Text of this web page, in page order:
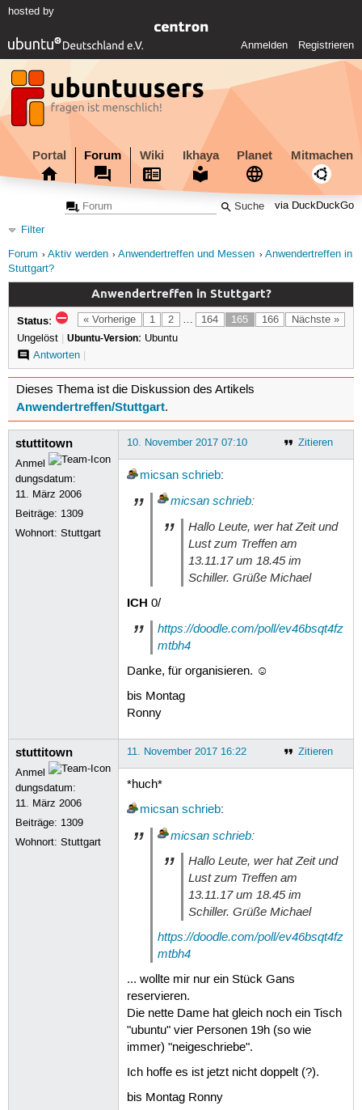
hosted by
Anmelden Registrieren
Portal Forum Wiki Ikhaya Planet Mitmachen
via DuckDuckGo
Filter
Forum
Aktiv werden Anwendertreffen und Messen
Anwendertreffen in
Stuttgart?
Anwendertreffen in Stuttgart?
« Vorherige 1 2 … 164 165 166 Nächste »
Status:
Ungelöst | Ubuntu-Version: Ubuntu
Antworten|
Dieses Thema ist die Diskussion des Artikels
Anwendertreffen/Stuttgart.
stuttitown
Anmel
dungsdatum:
11. März 2006
Beiträge: 1309
Wohnort: Stuttgart
Zitieren
10. November 2017 07:10
micsan schrieb:
micsan schrieb:
Hallo Leute, wer hat Zeit und
Lust zum Treffen am
13.11.17 um 18.45 im
Schiller. Grüße Michael
ICH 0/
https://doodle.com/poll/ev46bsqt4fz
mtbh4
Danke, für organisieren. ☺
bis Montag
Ronny
stuttitown
Anmel
dungsdatum:
11. März 2006
Beiträge: 1309
Wohnort: Stuttgart
Zitieren
11. November 2017 16:22
*huch*
micsan schrieb:
micsan schrieb:
Hallo Leute, wer hat Zeit und
Lust zum Treffen am
13.11.17 um 18.45 im
Schiller. Grüße Michael
https://doodle.com/poll/ev46bsqt4fz
mtbh4
... wollte mir nur ein Stück Gans
reservieren.
Die nette Dame hat gleich noch ein Tisch
"ubuntu" vier Personen 19h (so wie
immer) "neigeschriebe".
Ich hoffe es ist jetzt nicht doppelt (?).
bis Montag Ronny